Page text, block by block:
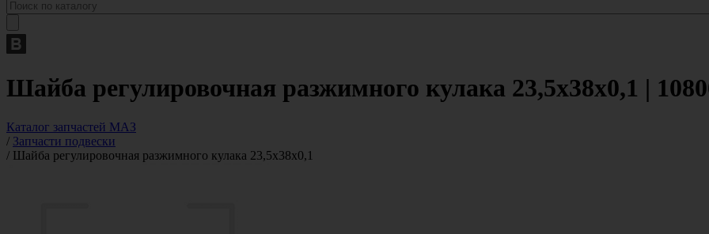
Шайба регулировочная разжимного кулака 23,5x38x0,1 |
Каталог запчастей МАЗ
/ Запчасти подвески
/ Шайба регулировочная разжимного кулака 23,5x38x0,1